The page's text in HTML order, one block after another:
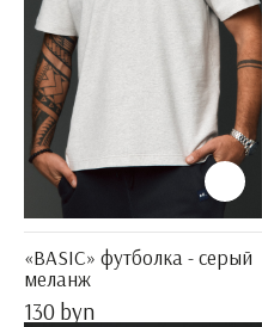
«BASIC» футболка - серый
меланж
130 byn